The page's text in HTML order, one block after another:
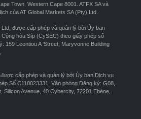
Town, Western Cape 8001. ATFX SA và
của AT Global Markets SA (Pty) Ltd.
được cấp phép và quản lý bởi Ủy ban
hòa Síp (CySEC) theo giấy phép số
159 Leontiou A ‘Street, Maryvonne Building
cấp phép và quản lý bởi Ủy ban Dịch vụ
Số C118023331. Văn phòng Đăng ký: G08,
Silicon Avenue, 40 Cybercity, 72201 Ebène,